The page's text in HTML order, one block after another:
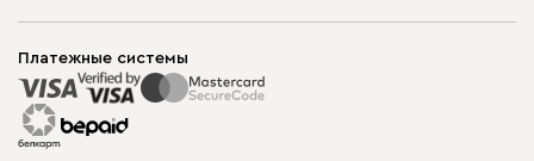
Способы оплаты
Рассрочка и кредит
Гарантия
Карта сайта
Корпусная мебель
Распродажа мебели
Платежные системы